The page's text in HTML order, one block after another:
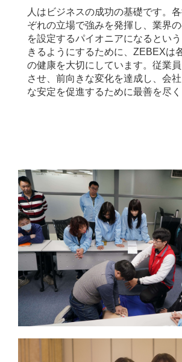
人はビジネスの成功の基礎です。
ぞれの立場で強みを発揮し、業界
を設定するパイオニアになるとい
きるようにするために、 ZEBEXは
の健康を大切にしています。従業
させ、前向きな変化を達成し、会
な安定を促進するために最善を尽く